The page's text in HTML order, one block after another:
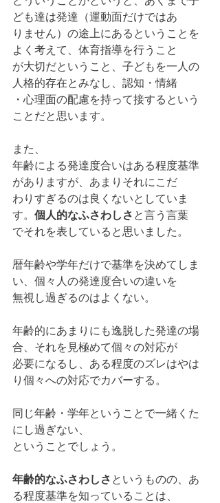
ども達は発達（運動面だけではあ
りません）の途上にあるということを
よく考えて、体育指導を行うこと
が大切だということ、子どもを一人の
人格的存在とみなし、認知・情緒
・心理面の配慮を持って接するという
ことだと思います。
また、
年齢による発達度合いはある程度基準
がありますが、あまりそれにこだ
わりすぎるのは良くないとしていま
す。 個人的なふさわしさ と言う言葉
でそれを表していると思いました。
暦年齢や学年だけで基準を決めてしま
い、個々人の発達度合いの違いを
無視し過ぎるのはよくない。
年齢的にあまりにも逸脱した発達の場
合、それを見極めて個々の対応が
必要になるし、ある程度のズレはやは
り個々への対応でカバーする。
同じ年齢・学年ということで一緒くた
にし過ぎない、
ということでしょう。
年齢的なふさわしさ というものの、あ
る程度基準を知っていることは、